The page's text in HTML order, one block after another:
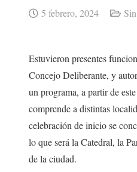
5 febrero, 2024
Estuvieron presentes
Concejo Deliberante, y
un programa, a partir de
comprende a distintas
celebración de inicio se
lo que será la Catedral, la
de la ciudad.